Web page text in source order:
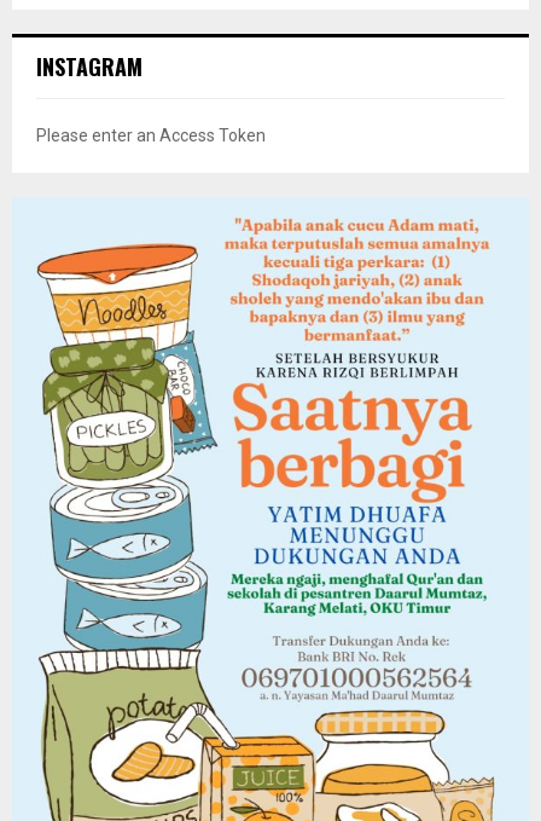
INSTAGRAM
Please enter an Access Token